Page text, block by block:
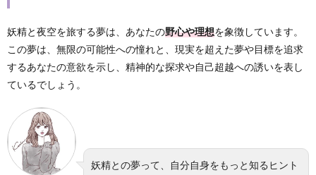
妖精と夜空を旅する夢は、あなたの野心や理想を象徴しています。
この夢は、無限の可能性への憧れと、現実を超えた夢や目標を追求
するあなたの意欲を示し、精神的な探求や自己超越への誘いを表し
ているでしょう。
妖精との夢って、自分自身をもっと知るヒント